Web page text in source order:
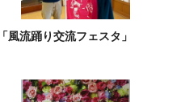
「風流踊り交流フェスタ」